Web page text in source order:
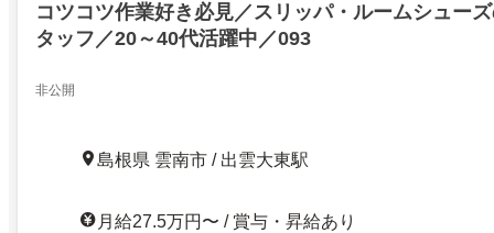
コツコツ作業好き必見／スリッパ・ルームシュー
タッフ／20～40代活躍中／093
非公開
島根県 雲南市 / 出雲大東駅
月給27.5万円〜 / 賞与・昇給あり